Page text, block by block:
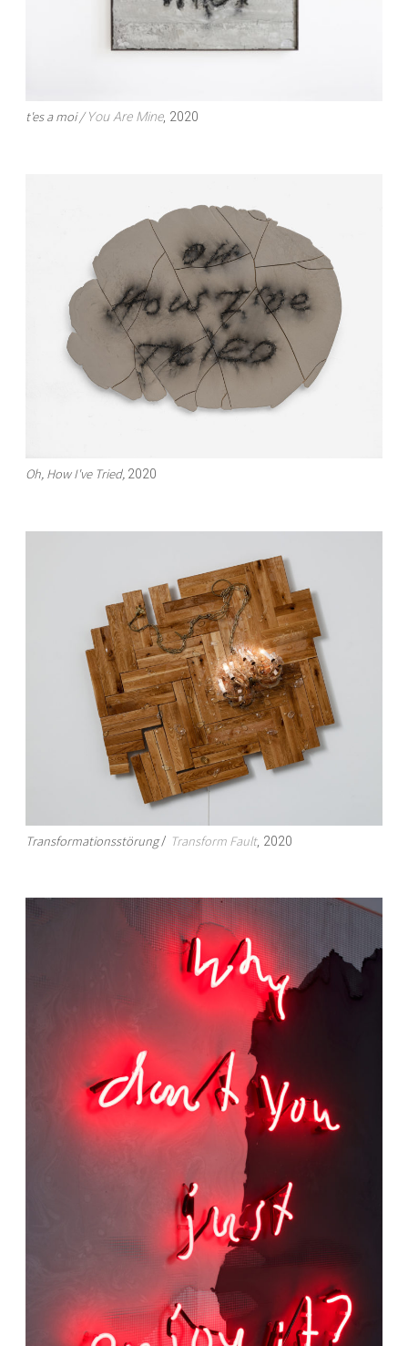
t'es a moi /You Are Mine, 2020
Oh, How I've Tried, 2020
Transformationsstörung/ Transform Fault, 2020